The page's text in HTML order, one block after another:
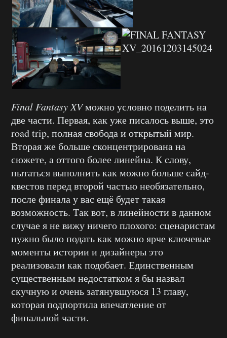
Final Fantasy XVможно условно поделить на
две части. Первая, как уже писалось выше, это
road trip, полная свобода и открытый мир.
Вторая же больше сконцентрирована на
сюжете, а оттого более линейна. К слову,
пытаться выполнить как можно больше сайд-
квестов перед второй частью необязательно,
после финала у вас ещё будет такая
возможность. Так вот, в линейности в данном
случае я не вижу ничего плохого: сценаристам
нужно было подать как можно ярче ключевые
моменты истории и дизайнеры это
реализовали как подобает. Единственным
существенным недостатком я бы назвал
скучную и очень затянувшуюся 13 главу,
которая подпортила впечатление от
финальной части.